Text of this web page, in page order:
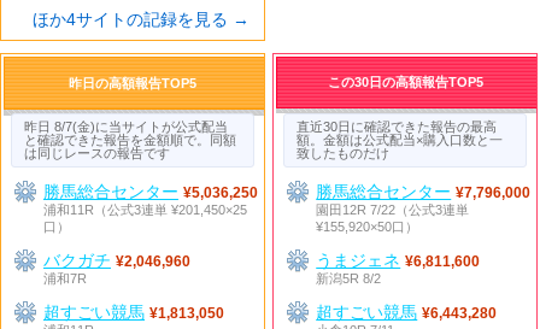
ほか4サイトの記録を見る →
昨日の高額報告TOP5
昨日 8/7(金)に当サイトが公式配当
と確認できた報告を金額順で。同額
は同じレースの報告です
勝馬総合センター ¥5,036,250
浦和11R（公式3連単 ¥201,450×25
口）
バクガチ ¥2,046,960
浦和7R
超すごい競馬 ¥1,813,050
この30日の高額報告TOP5
直近30日に確認できた報告の最高
額。金額は公式配当×購入口数と一
致したものだけ
勝馬総合センター ¥7,796,000
園田12R 7/22（公式3連単
¥155,920×50口）
うまジェネ ¥6,811,600
新潟5R 8/2
超すごい競馬 ¥6,443,280